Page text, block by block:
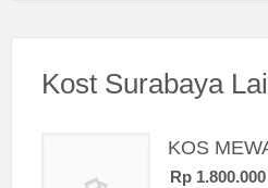
Kost Surabaya
KOS
Rp 1.800.000